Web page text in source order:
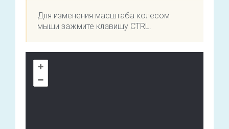
Для изменения масштаба колесом
мыши зажмите клавишу CTRL.